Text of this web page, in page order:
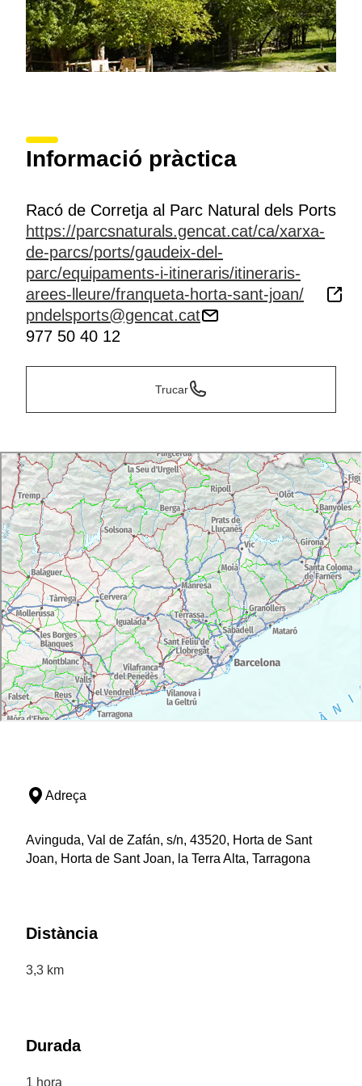
Informació pràctica
Racó de Corretja al Parc Natural dels Ports
https://parcsnaturals.gencat.cat/ca/xarxa-
de-parcs/ports/gaudeix-del-
parc/equipaments-i-itineraris/itineraris-
arees-lleure/franqueta-horta-sant-joan/
pndelsports@gencat.cat
977 50 40 12
Trucar
Adreça
Avinguda, Val de Zafán, s/n, 43520, Horta de Sant
Joan, Horta de Sant Joan, la Terra Alta, Tarragona
Distància
3,3 km
Durada
1 hora